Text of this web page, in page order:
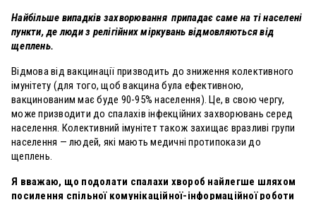
Найбільше випадків захворювання припадає саме на ті населені
пункти, де люди з релігійних міркувань відмовляються від
щеплень.
Відмова від вакцинації призводить дозниження колективного
імунітету (для того, щоб вакцина була ефективною,
вакцинованим має буде 90-95% населення). Це, в свою чергу,
може призводити до спалахів інфекційних захворювань серед
населення. Колективний імунітет також захищає вразливі групи
населення — людей, які маютьмедичні протипокази до
щеплень.
Я вважаю, що подолати спалахи хвороб найлегше шляхом
посилення спільної комунікаційної-інформаційної роботи